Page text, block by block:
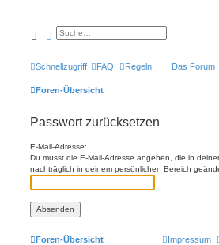
SucheErweiterte Suche
Schnellzugriff FAQ Regeln Das Forum
Foren-Übersicht
Passwort zurücksetzen
E-Mail-Adresse:
Du musst die E-Mail-Adresse angeben, die in
nachträglich in deinem persönlichen Bereich
Foren-Übersicht Impressum